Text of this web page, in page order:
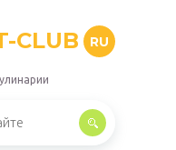
CLUB RU